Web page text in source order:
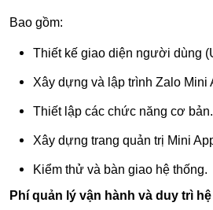
Bao gồm:
Thiết kế giao diện người dùng
Xây dựng và lập trình Zalo Mini
Thiết lập các chức năng cơ bản.
Xây dựng trang quản trị Mini
Kiểm thử và bàn giao hệ thống.
Phí quản lý vận hành và duy trì